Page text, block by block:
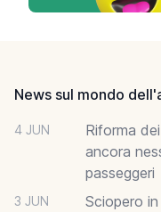
News sul mondo
4 JUN
Riforma
ancora
passeggeri
3 JUN
Sciopero